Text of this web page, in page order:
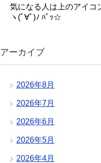
気になる人は上のアイコ
ヽ(ﾟ∀ﾟ)ﾉ ﾊﾟｯ☆
アーカイブ
2026年8月
2026年7月
2026年6月
2026年5月
2026年4月